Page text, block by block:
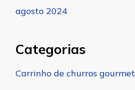
agosto 2024
Categorias
Carrinho de churros gourmet